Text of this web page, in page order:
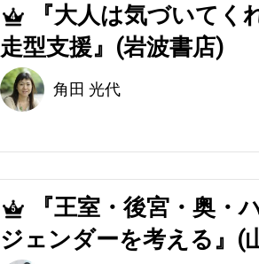
4
『大人は気づいてく
走型支援』(岩波書店)
角田 光代
5
『王室・後宮・奥・
ジェンダーを考える』(